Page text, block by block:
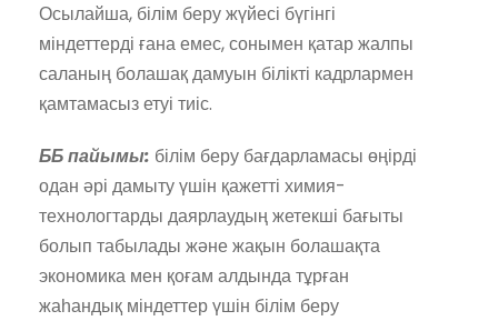
Осылайша, білім беру жүйесі бүгінгі
міндеттерді ғана емес, сонымен қатар жалпы
саланың болашақ дамуын білікті кадрлармен
қамтамасыз етуі тиіс.
ББ пайымы: білім беру бағдарламасы өңірді
одан әрі дамыту үшін қажетті химия-
технологтарды даярлаудың жетекші бағыты
болып табылады және жақын болашақта
экономика мен қоғам алдында тұрған
жаһандық міндеттер үшін білім беру